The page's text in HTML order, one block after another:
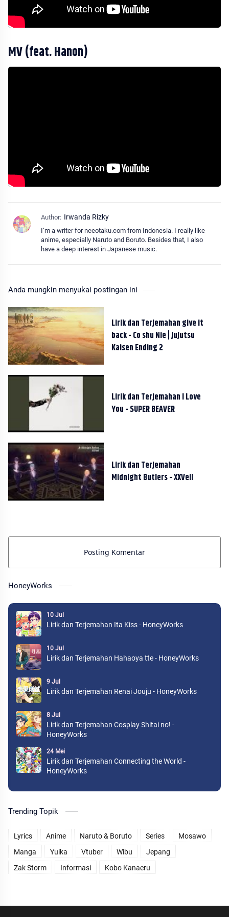
MV (feat. Hanon)
I’m a writer for neeotaku.com from Indonesia. I really like
anime, especially Naruto and Boruto. Besides that, I also
have a deep interest in Japanese music.
Anda mungkin menyukai postingan ini
Lirik dan Terjemahan give it
back - Co shu Nie | Jujutsu
Kaisen Ending 2
Lirik dan Terjemahan I Love
You - SUPER BEAVER
Lirik dan Terjemahan
Midnight Butlers - XXVeil
Posting Komentar
HoneyWorks
10 Jul
Lirik dan Terjemahan Ita Kiss - HoneyWorks
10 Jul
Lirik dan Terjemahan Hahaoya tte - HoneyWorks
9 Jul
Lirik dan Terjemahan Renai Jouju - HoneyWorks
8 Jul
Lirik dan Terjemahan Cosplay Shitai no! -
HoneyWorks
24 Mei
Lirik dan Terjemahan Connecting the World -
HoneyWorks
Trending Topik
Lyrics Anime Naruto & Boruto Series
Mosawo
Manga
Yuika Vtuber Wibu
Jepang
Zak Storm
Informasi Kobo Kanaeru